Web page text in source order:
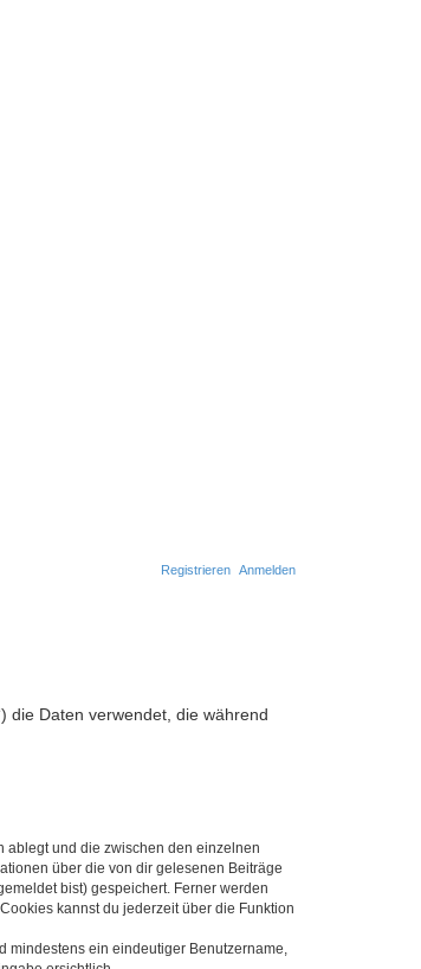
Anmelden
Registrieren
die Daten verwendet, die während
ablegt und die zwischen den einzelnen
über die von dir gelesenen Beiträge
bist) gespeichert. Ferner werden
kannst du jederzeit über die Funktion
mindestens ein eindeutiger Benutzername,